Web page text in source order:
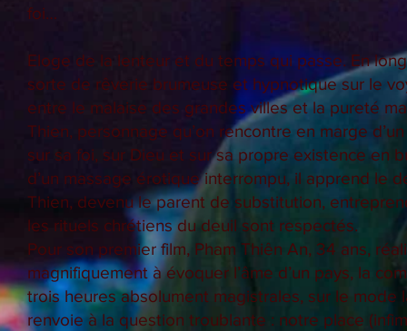
foi…
Eloge de la lenteur et du temps qui passe. En
sorte de rêverie brumeuse et hypnotique sur le
entre le malaise des grandes villes et la pureté
Thien, personnage qu’on rencontre en marge
sur sa foi, sur Dieu et sur sa propre existence en
d’un massage érotique interrompu, il apprend le
Thien, devenu le parent de substitution,
les rituels chrétiens du deuil sont respectés.
Pour son premier film, Pham Thiên An, 34 ans,
magnifiquement à évoquer l’âme d’un pays, la
trois heures absolument magistrales, sur le
renvoie à la question troublante : notre place